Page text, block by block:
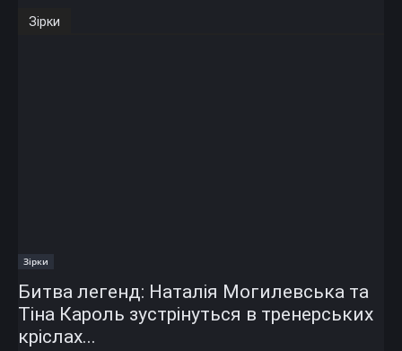
Зірки
Зірки
Битва легенд: Наталія Могилевська та
Тіна Кароль зустрінуться в тренерських
кріслах...